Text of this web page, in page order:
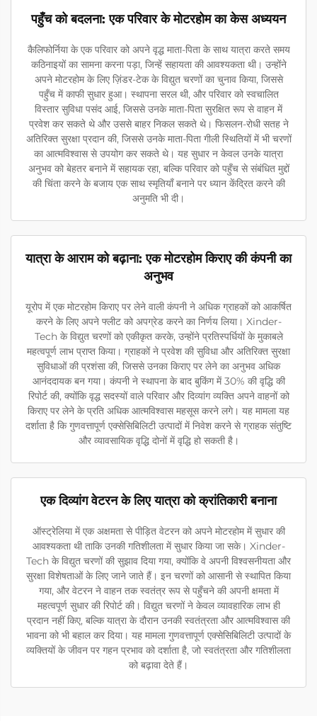
पहुँच को बदलना: एक परिवार के मोटरहोम का केस अध्ययन
कैलिफोर्निया के एक परिवार को अपने वृद्ध माता-पिता के साथ यात्रा करते समय
कठिनाइयों का सामना करना पड़ा, जिन्हें सहायता की आवश्यकता थी। उन्होंने
अपने मोटरहोम के लिए ज़िंडर-टेक के विद्युत चरणों का चुनाव किया, जिससे
पहुँच में काफी सुधार हुआ। स्थापना सरल थी, और परिवार को स्वचालित
विस्तार सुविधा पसंद आई, जिससे उनके माता-पिता सुरक्षित रूप से वाहन में
प्रवेश कर सकते थे और उससे बाहर निकल सकते थे। फिसलन-रोधी सतह ने
अतिरिक्त सुरक्षा प्रदान की, जिससे उनके माता-पिता गीली स्थितियों में भी चरणों
का आत्मविश्वास से उपयोग कर सकते थे। यह सुधार न केवल उनके यात्रा
अनुभव को बेहतर बनाने में सहायक रहा, बल्कि परिवार को पहुँच से संबंधित मुद्दों
की चिंता करने के बजाय एक साथ स्मृतियाँ बनाने पर ध्यान केंद्रित करने की
अनुमति भी दी।
यात्रा के आराम को बढ़ाना: एक मोटरहोम किराए की कंपनी का
अनुभव
यूरोप में एक मोटरहोम किराए पर लेने वाली कंपनी ने अधिक ग्राहकों को आकर्षित
करने के लिए अपने फ्लीट को अपग्रेड करने का निर्णय लिया। Xinder-
Tech के विद्युत चरणों को एकीकृत करके, उन्होंने प्रतिस्पर्धियों के मुकाबले
महत्वपूर्ण लाभ प्राप्त किया। ग्राहकों ने प्रवेश की सुविधा और अतिरिक्त सुरक्षा
सुविधाओं की प्रशंसा की, जिससे उनका किराए पर लेने का अनुभव अधिक
आनंददायक बन गया। कंपनी ने स्थापना के बाद बुकिंग में 30% की वृद्धि की
रिपोर्ट की, क्योंकि वृद्ध सदस्यों वाले परिवार और दिव्यांग व्यक्ति अपने वाहनों को
किराए पर लेने के प्रति अधिक आत्मविश्वास महसूस करने लगे। यह मामला यह
दर्शाता है कि गुणवत्तापूर्ण एक्सेसिबिलिटी उत्पादों में निवेश करने से ग्राहक संतुष्टि
और व्यावसायिक वृद्धि दोनों में वृद्धि हो सकती है।
एक दिव्यांग वेटरन के लिए यात्रा को क्रांतिकारी बनाना
ऑस्ट्रेलिया में एक अक्षमता से पीड़ित वेटरन को अपने मोटरहोम में सुधार की
आवश्यकता थी ताकि उनकी गतिशीलता में सुधार किया जा सके। Xinder-
Tech के विद्युत चरणों की सुझाव दिया गया, क्योंकि वे अपनी विश्वसनीयता और
सुरक्षा विशेषताओं के लिए जाने जाते हैं। इन चरणों को आसानी से स्थापित किया
गया, और वेटरन ने वाहन तक स्वतंत्र रूप से पहुँचने की अपनी क्षमता में
महत्वपूर्ण सुधार की रिपोर्ट की। विद्युत चरणों ने केवल व्यावहारिक लाभ ही
प्रदान नहीं किए, बल्कि यात्रा के दौरान उनकी स्वतंत्रता और आत्मविश्वास की
भावना को भी बहाल कर दिया। यह मामला गुणवत्तापूर्ण एक्सेसिबिलिटी उत्पादों के
व्यक्तियों के जीवन पर गहन प्रभाव को दर्शाता है, जो स्वतंत्रता और गतिशीलता
को बढ़ावा देते हैं।